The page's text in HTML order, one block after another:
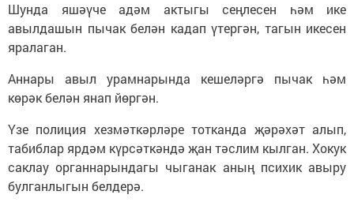
Шунда яшәүче адәм актыгы сеңлесен һәм ике
авылдашын пычак белән кадап үтергән, тагын икесен
яралаган.
Аннары авыл урамнарында кешеләргә пычак һәм
көрәк белән янап йөргән.
Үзе полиция хезмәткәрләре тотканда җәрәхәт алып,
табиблар ярдәм күрсәткәндә җан тәслим кылган. Хокук
саклау органнарындагы чыганак аның психик авыру
булганлыгын белдерә.